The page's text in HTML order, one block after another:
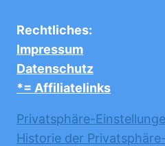
Rechtliches:
Impressum
Datenschutz
*= Affiliatelinks
Privatsphäre-
Historie der